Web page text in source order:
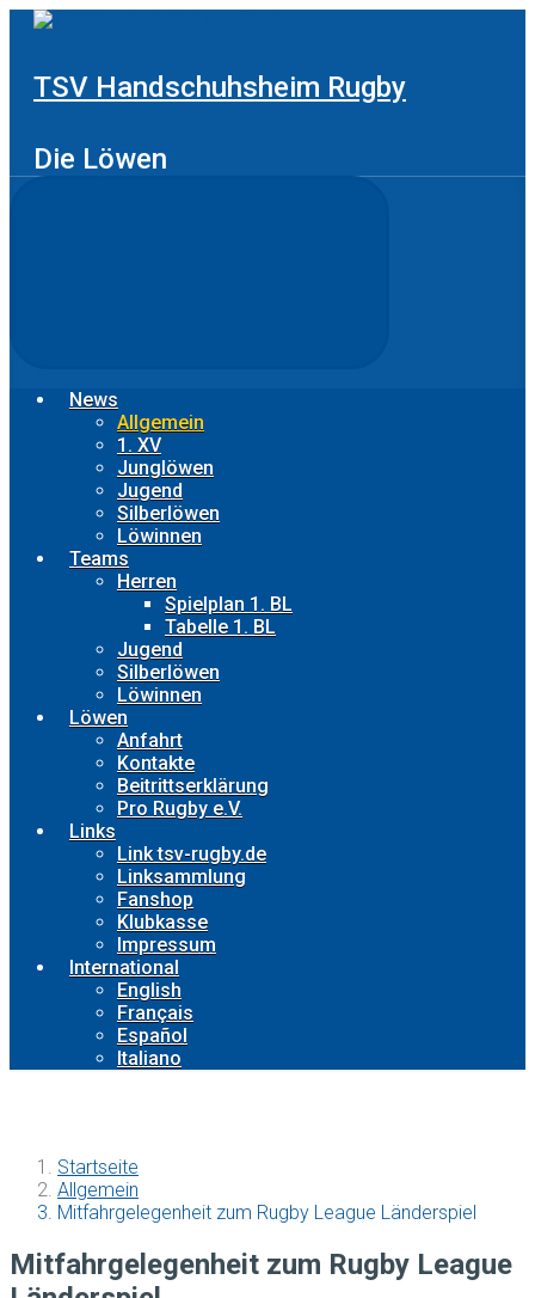
Zum
TSV Handschuhsheim Rugby
Die Löwen
News
Allgemein
1. XV
Junglöwen
Jugend
Silberlöwen
Löwinnen
Teams
Herren
Spielplan 1. BL
Tabelle 1. BL
Jugend
Silberlöwen
Löwinnen
Löwen
Anfahrt
Kontakte
Beitrittserklärung
Pro Rugby e.V.
Links
Link tsv-rugby.de
Linksammlung
Fanshop
Klubkasse
Impressum
International
English
Français
Español
Italiano
Startseite
Allgemein
Mitfahrgelegenheit zum Rugby League Länderspiel
Mitfahrgelegenheit zum Rugby League